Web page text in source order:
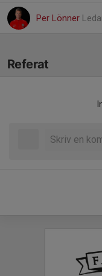
Per Lönner
Referat